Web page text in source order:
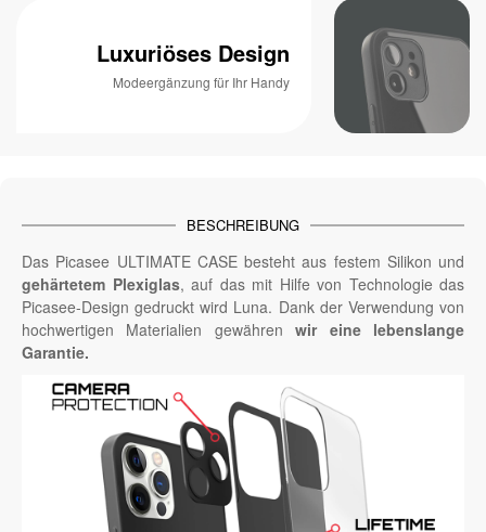
Luxuriöses Design
Modeergänzung für Ihr Handy
BESCHREIBUNG
Das Picasee ULTIMATE CASE besteht aus festem Silikon und
gehärtetem Plexiglas, auf das mit Hilfe von Technologie das
Picasee-Design gedruckt wird Luna. Dank der Verwendung von
hochwertigen Materialien gewähren wir eine lebenslange
Garantie.